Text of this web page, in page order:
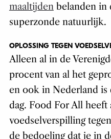
maaltijdenbelanden in
superzonde natuurlijk.
OPLOSSING TEGEN
Alleen al in de
procent van al het
en ook in Nederland is
dag. Food For All heeft
voedselverspilling
de bedoeling dat je in